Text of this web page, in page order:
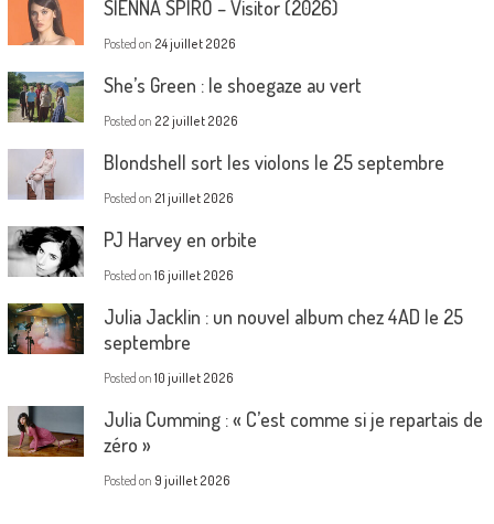
SIENNA SPIRO – Visitor (2026)
Posted on 24 juillet 2026
She’s Green : le shoegaze au vert
Posted on 22 juillet 2026
Blondshell sort les violons le 25 septembre
Posted on 21 juillet 2026
PJ Harvey en orbite
Posted on 16 juillet 2026
Julia Jacklin : un nouvel album chez 4AD le 25
septembre
Posted on 10 juillet 2026
Julia Cumming : « C’est comme si je repartais de
zéro »
Posted on 9 juillet 2026